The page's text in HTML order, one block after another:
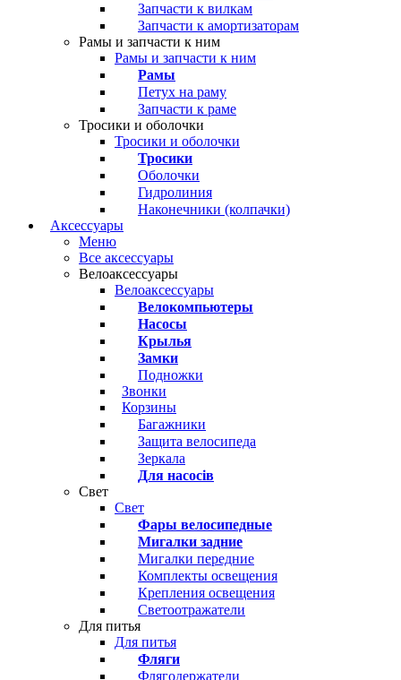
Запчасти к вилкам
Запчасти к амортизаторам
Рамы и запчасти к ним
Рамы и запчасти к ним
Рамы
Петух на раму
Запчасти к раме
Тросики и оболочки
Тросики и оболочки
Тросики
Оболочки
Гидролиния
Наконечники (колпачки)
Аксессуары
Меню
Все аксессуары
Велоаксессуары
Велоаксессуары
Велокомпьютеры
Насосы
Крылья
Замки
Подножки
Звонки
Корзины
Багажники
Защита велосипеда
Зеркала
Для насосів
Свет
Свет
Фары велосипедные
Мигалки задние
Мигалки передние
Комплекты освещения
Крепления освещения
Светоотражатели
Для питья
Для питья
Фляги
Флягодержатели